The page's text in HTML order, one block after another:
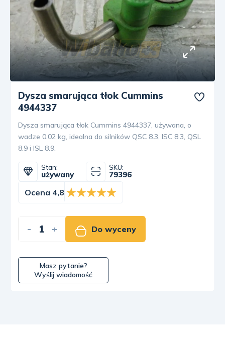
Dysza smarująca tłok Cummins
4944337
Dysza smarująca tłok Cummins 4944337, używana, o
wadze 0.02 kg, idealna do silników QSC 8.3, ISC 8.3, QSL
8.9 i ISL 8.9.
Stan:
używany
SKU:
79396
Ocena 4,8
- + Do wyceny
Masz pytanie?
Wyślij wiadomość